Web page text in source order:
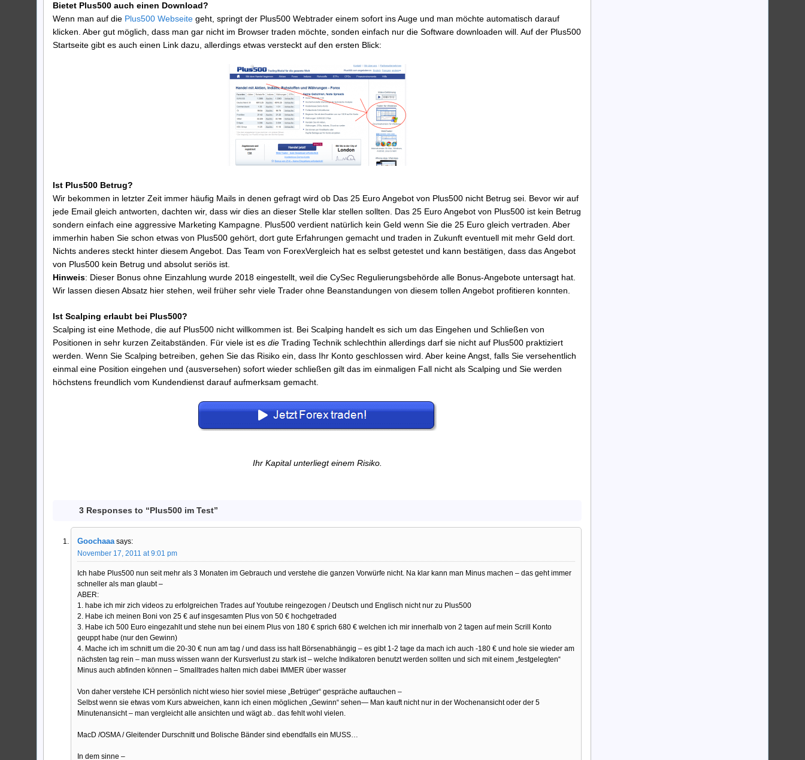
Bietet Plus500 auch einen Download?
Wenn man auf die Plus500 Webseite geht, springt der Plus500 Webtrader einem sofort ins Auge und man möchte automatisch darauf
klicken. Aber gut möglich, dass man gar nicht im Browser traden möchte, sonden einfach nur die Software downloaden will. Auf der Plus500
Startseite gibt es auch einen Link dazu, allerdings etwas versteckt auf den ersten Blick:
Ist Plus500 Betrug?
Wir bekommen in letzter Zeit immer häufig Mails in denen gefragt wird ob Das 25 Euro Angebot von Plus500 nicht Betrug sei. Bevor wir auf
jede Email gleich antworten, dachten wir, dass wir dies an dieser Stelle klar stellen sollten. Das 25 Euro Angebot von Plus500 ist kein Betrug
sondern einfach eine aggressive Marketing Kampagne. Plus500 verdient natürlich kein Geld wenn Sie die 25 Euro gleich vertraden. Aber
immerhin haben Sie schon etwas von Plus500 gehört, dort gute Erfahrungen gemacht und traden in Zukunft eventuell mit mehr Geld dort.
Nichts anderes steckt hinter diesem Angebot. Das Team von ForexVergleich hat es selbst getestet und kann bestätigen, dass das Angebot
von Plus500 kein Betrug und absolut seriös ist.
Hinweis: Dieser Bonus ohne Einzahlung wurde 2018 eingestellt, weil die CySec Regulierungsbehörde alle Bonus-Angebote untersagt hat.
Wir lassen diesen Absatz hier stehen, weil früher sehr viele Trader ohne Beanstandungen von diesem tollen Angebot profitieren konnten.
Ist Scalping erlaubt bei Plus500?
Scalping ist eine Methode, die auf Plus500 nicht willkommen ist. Bei Scalping handelt es sich um das Eingehen und Schließen von
Positionen in sehr kurzen Zeitabständen. Für viele ist es die Trading Technik schlechthin allerdings darf sie nicht auf Plus500 praktiziert
werden. Wenn Sie Scalping betreiben, gehen Sie das Risiko ein, dass Ihr Konto geschlossen wird. Aber keine Angst, falls Sie versehentlich
einmal eine Position eingehen und (ausversehen) sofort wieder schließen gilt das im einmaligen Fall nicht als Scalping und Sie werden
höchstens freundlich vom Kundendienst darauf aufmerksam gemacht.
Ihr Kapital unterliegt einem Risiko.
3 Responses to “Plus500 im Test”
Goochaaa says:
November 17, 2011 at 9:01 pm
Ich habe Plus500 nun seit mehr als 3 Monaten im Gebrauch und verstehe die ganzen Vorwürfe nicht. Na klar kann man Minus machen – das geht immer
schneller als man glaubt –
ABER:
1. habe ich mir zich videos zu erfolgreichen Trades auf Youtube reingezogen / Deutsch und Englisch nicht nur zu Plus500
2. Habe ich meinen Boni von 25 € auf insgesamten Plus von 50 € hochgetraded
3. Habe ich 500 Euro eingezahlt und stehe nun bei einem Plus von 180 € sprich 680 € welchen ich mir innerhalb von 2 tagen auf mein Scrill Konto
geuppt habe (nur den Gewinn)
4. Mache ich im schnitt um die 20-30 € nun am tag / und dass iss halt Börsenabhängig – es gibt 1-2 tage da mach ich auch -180 € und hole sie wieder am
nächsten tag rein – man muss wissen wann der Kursverlust zu stark ist – welche Indikatoren benutzt werden sollten und sich mit einem „festgelegten“
Minus auch abfinden können – Smalltrades halten mich dabei IMMER über wasser
Von daher verstehe ICH persönlich nicht wieso hier soviel miese „Betrüger“ gespräche auftauchen –
Selbst wenn sie etwas vom Kurs abweichen, kann ich einen möglichen „Gewinn“ sehen— Man kauft nicht nur in der Wochenansicht oder der 5
Minutenansicht – man vergleicht alle ansichten und wägt ab.. das fehlt wohl vielen.
MacD /OSMA / Gleitender Durschnitt und Bolische Bänder sind ebendfalls ein MUSS…
In dem sinne –